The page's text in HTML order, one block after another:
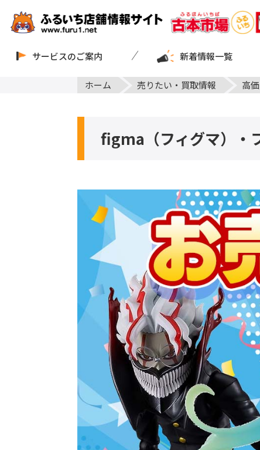
サービスのご案内 新着情報一覧
ホーム 売りたい・買取情報 高
figma（フィグマ）・